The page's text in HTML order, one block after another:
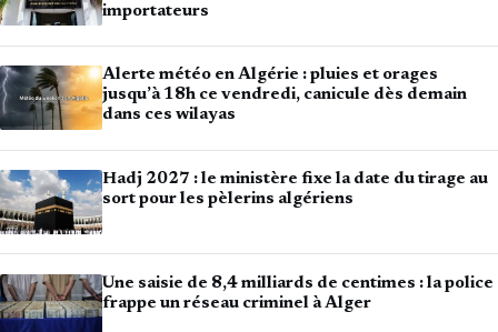
importateurs
Alerte météo en Algérie : pluies et orages
jusqu’à 18h ce vendredi, canicule dès demain
dans ces wilayas
Hadj 2027 : le ministère fixe la date du tirage au
sort pour les pèlerins algériens
Une saisie de 8,4 milliards de centimes : la police
frappe un réseau criminel à Alger